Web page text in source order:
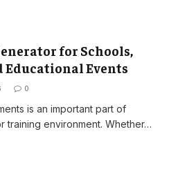
for Schools,
Educational Events
0
is an important part of
training environment. Whether…